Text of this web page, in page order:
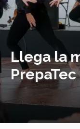
Llega la